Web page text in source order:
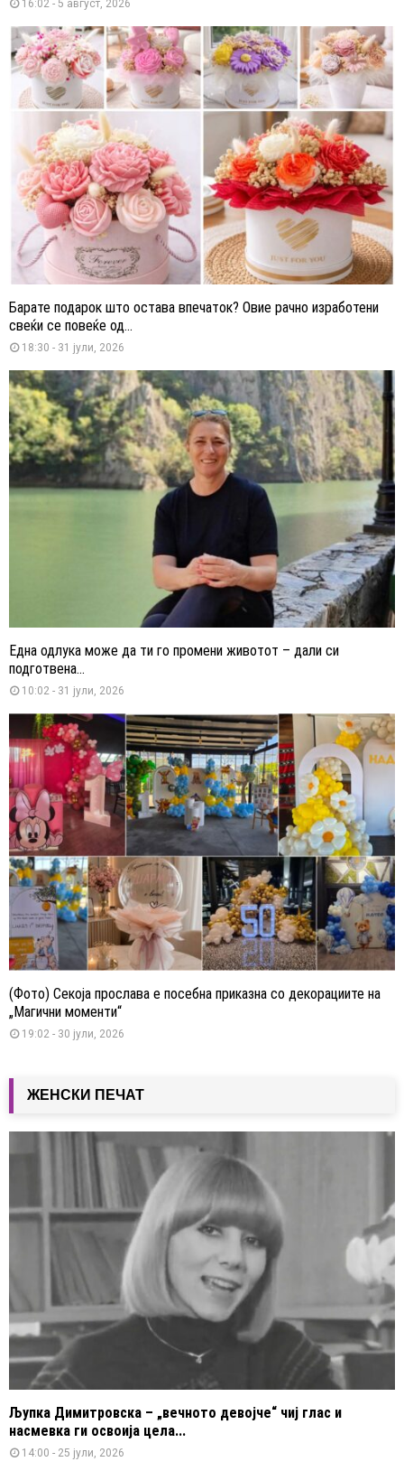
16:02 - 5 август, 2026
Барате подарок што остава впечаток? Овие рачно изработени
свеќи се повеќе од...
18:30 - 31 јули, 2026
Една одлука може да ти го промени животот – дали си
подготвена...
10:02 - 31 јули, 2026
(Фото) Секоја прослава е посебна приказна со декорациите на
„Магични моменти“
19:02 - 30 јули, 2026
ЖЕНСКИ ПЕЧАТ
Љупка Димитровска – „вечното девојче“ чиј глас и
насмевка ги освоија цела...
14:00 - 25 јули, 2026